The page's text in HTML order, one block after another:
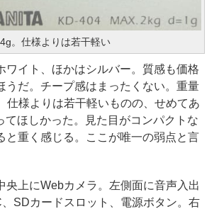
。仕様よりは若干軽い
イト、ほかはシルバー。質感も価格
うだ。チープ感はまったくない。重量
仕様よりは若干軽いものの、せめてあ
てほしかった。見た目がコンパクトな
と重く感じる。ここが唯一の弱点と言
上にWebカメラ。左側面に音声入出
SDカードスロット、電源ボタン。右